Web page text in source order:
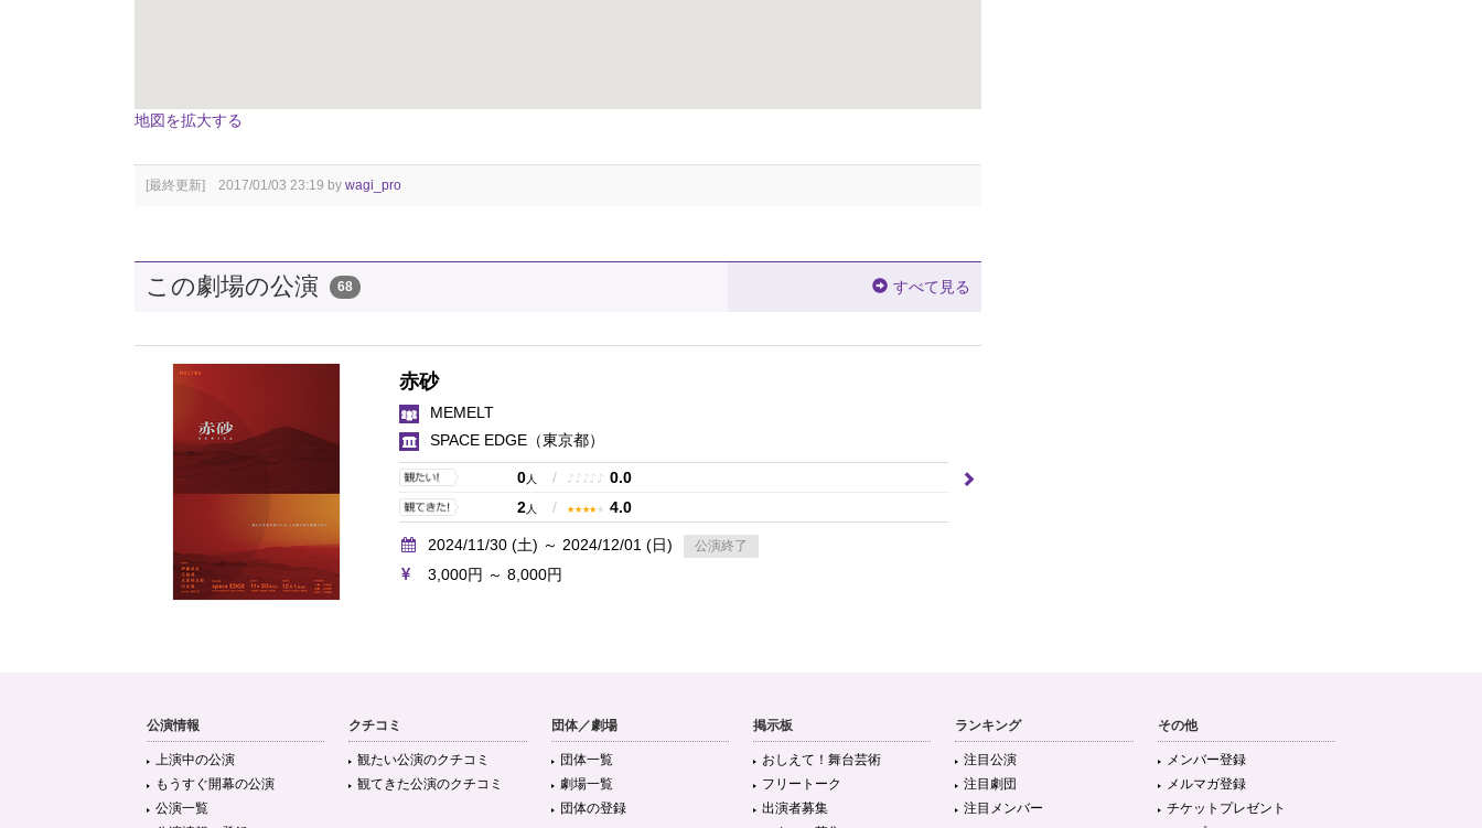
地図を拡大する
[最終更新] 2017/01/03 23:19 by wagi_pro
この劇場の公演 68 すべて見る
赤砂
MEMELT
SPACE EDGE （東京都）
0人 / ♪ ♪ ♪ ♪ ♪
0.0
2人 / ★ ★ ★ ★ ★ 4.0
2024/11/30 (土) ～ 2024/12/01 (日) 公演終了
3,000円 ～ 8,000円
公演情報
上演中の公演
もうすぐ開幕の公演
公演一覧
クチコミ
観たい公演のクチコミ
観てきた公演のクチコミ
団体／劇場
団体一覧
劇場一覧
団体の登録
掲示板
おしえて！舞台芸術
フリートーク
出演者募集
ランキング
注目公演
注目劇団
注目メンバー
その他
メンバー登録
メルマガ登録
チケットプレゼント